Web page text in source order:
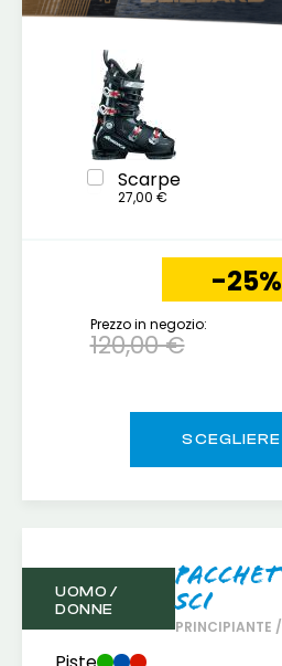
Scarpe
27,00 €
-25%
Prezzo in negozio:
120,00 €
UOMO /
DONNE
Sci
PRINCIPIANTE